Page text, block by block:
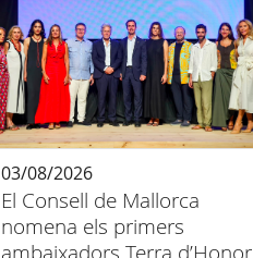
El Consell de Mallorca
nomena els primers
03/08/2026